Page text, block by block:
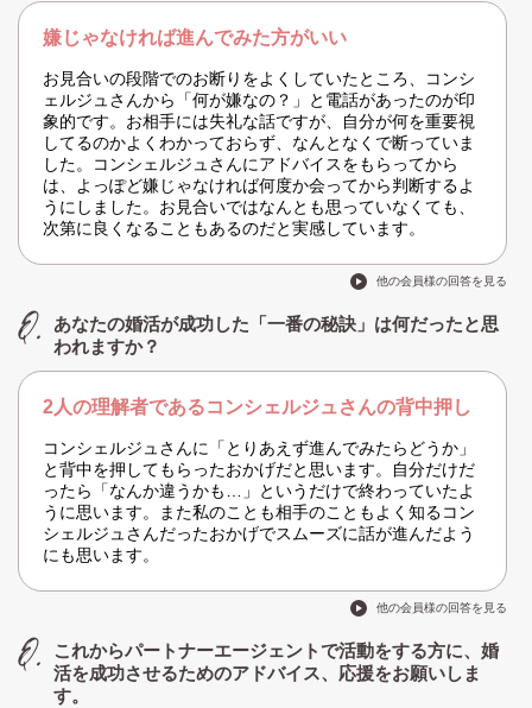
嫌じゃなければ進んでみた方がいい
お見合いの段階でのお断りをよくしていたところ、コンシ
ェルジュさんから「何が嫌なの？」と電話があったのが印
象的です。お相手には失礼な話ですが、自分が何を重要視
してるのかよくわかっておらず、なんとなくで断っていま
した。コンシェルジュさんにアドバイスをもらってから
は、よっぽど嫌じゃなければ何度か会ってから判断するよ
うにしました。お見合いではなんとも思っていなくても、
次第に良くなることもあるのだと実感しています。
他の会員様の回答を見る
あなたの婚活が成功した「一番の秘訣」は何だったと思
われますか？
2人の理解者であるコンシェルジュさんの背中押し
コンシェルジュさんに「とりあえず進んでみたらどうか」
と背中を押してもらったおかげだと思います。自分だけだ
ったら「なんか違うかも…」というだけで終わっていたよ
うに思います。また私のことも相手のこともよく知るコン
シェルジュさんだったおかげでスムーズに話が進んだよう
にも思います。
他の会員様の回答を見る
これからパートナーエージェントで活動をする方に、婚
活を成功させるためのアドバイス、応援をお願いしま
す。